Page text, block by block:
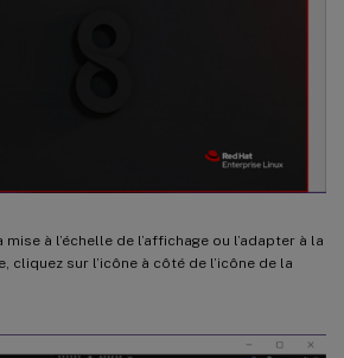
à l’échelle de l’affichage ou l’adapter à la
cliquez sur l’icône à côté de l’icône de la